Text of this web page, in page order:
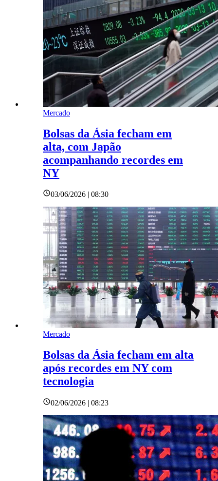
Mercado
Bolsas da Ásia fecham em
alta, com Japão
acompanhando recordes em
NY
03/06/2026 | 08:30
Mercado
Bolsas da Ásia fecham em alta
após recordes em NY com
tecnologia
02/06/2026 | 08:23